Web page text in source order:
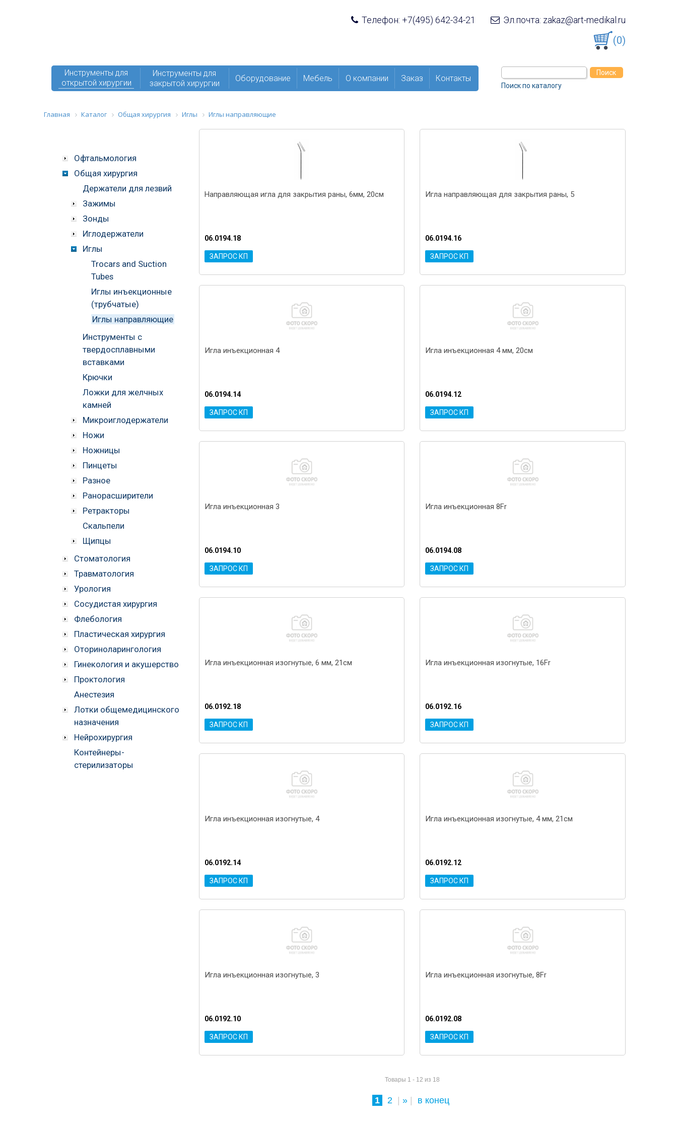
Телефон: +7(495) 642-34-21 Эл.почта: zakaz@art-medikal.ru
(0)
Инструменты для
открытой хирургии
Инструменты для
закрытой хирургии
Оборудование Мебель О компании Заказ Контакты
Поиск по каталогу
Главная Каталог Общая хирургия Иглы Иглы направляющие
Офтальмология
Общая хирургия
Держатели для лезвий
Зажимы
Зонды
Иглодержатели
Иглы
Trocars and Suction
Tubes
Иглы инъекционные
(трубчатые)
Иглы направляющие
Инструменты с
твердосплавными
вставками
Крючки
Ложки для желчных
камней
Микроиглодержатели
Ножи
Ножницы
Пинцеты
Разное
Ранорасширители
Ретракторы
Скальпели
Щипцы
Стоматология
Травматология
Урология
Сосудистая хирургия
Флебология
Пластическая хирургия
Оториноларингология
Гинекология и акушерство
Проктология
Анестезия
Лотки общемедицинского
назначения
Нейрохирургия
Контейнеры-
стерилизаторы
Направляющая игла для закрытия раны, 6мм, 20см
06.0194.18
ЗАПРОС КП
Игла направляющая для закрытия раны, 5
06.0194.16
ЗАПРОС КП
Игла инъекционная 4
06.0194.14
ЗАПРОС КП
Игла инъекционная 4 мм, 20см
06.0194.12
ЗАПРОС КП
Игла инъекционная 3
06.0194.10
ЗАПРОС КП
Игла инъекционная 8Fr
06.0194.08
ЗАПРОС КП
Игла инъекционная изогнутые, 6 мм, 21см
06.0192.18
ЗАПРОС КП
Игла инъекционная изогнутые, 16Fr
06.0192.16
ЗАПРОС КП
Игла инъекционная изогнутые, 4
06.0192.14
ЗАПРОС КП
Игла инъекционная изогнутые, 4 мм, 21см
06.0192.12
ЗАПРОС КП
Игла инъекционная изогнутые, 3
06.0192.10
ЗАПРОС КП
Игла инъекционная изогнутые, 8Fr
06.0192.08
ЗАПРОС КП
Товары 1 - 12 из 18
1 2 |» | в конец